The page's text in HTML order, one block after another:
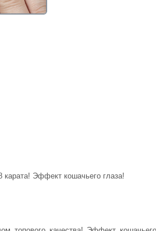
карата! Эффект кошачьего глаза!